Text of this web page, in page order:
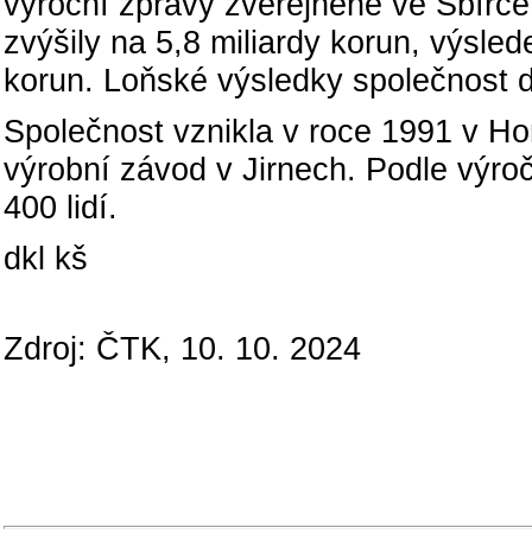
zvýšily na 5,8 miliardy korun,
korun. Loňské výsledky společnost
Společnost vznikla v roce 1991 v
výrobní závod v Jirnech. Podle
400 lidí.
dkl kš
Zdroj: ČTK, 10. 10. 2024